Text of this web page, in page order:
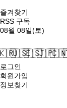
즐겨찾기
RSS 구독
08월 08일(토)
🇺🇸🇪🇸🇯🇵
로그인
회원가입
정보찾기